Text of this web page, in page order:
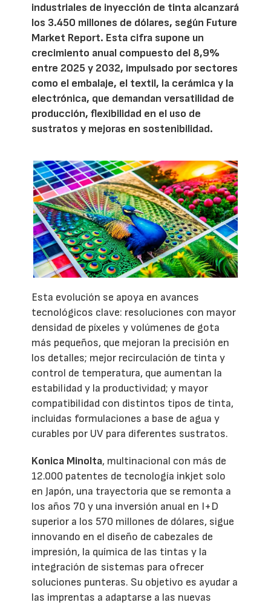
industriales de inyección de tinta alcanzará
los 3.450 millones de dólares, según Future
Market Report. Esta cifra supone un
crecimiento anual compuesto del 8,9%
entre 2025 y 2032, impulsado por sectores
como el embalaje, el textil, la cerámica y la
electrónica, que demandan versatilidad de
producción, flexibilidad en el uso de
sustratos y mejoras en sostenibilidad.
Esta evolución se apoya en avances
tecnológicos clave: resoluciones con mayor
densidad de píxeles y volúmenes de gota
más pequeños, que mejoran la precisión en
los detalles; mejor recirculación de tinta y
control de temperatura, que aumentan la
estabilidad y la productividad; y mayor
compatibilidad con distintos tipos de tinta,
incluidas formulaciones a base de agua y
curables por UV para diferentes sustratos.
Konica Minolta, multinacional con más de
12.000 patentes de tecnología inkjet solo
en Japón, una trayectoria que se remonta a
los años 70 y una inversión anual en I+D
superior a los 570 millones de dólares, sigue
innovando en el diseño de cabezales de
impresión, la química de las tintas y la
integración de sistemas para ofrecer
soluciones punteras. Su objetivo es ayudar a
las imprentas a adaptarse a las nuevas